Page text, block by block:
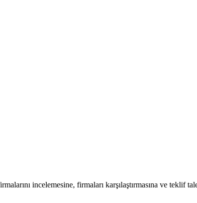
incelemesine, firmaları karşılaştırmasına ve teklif